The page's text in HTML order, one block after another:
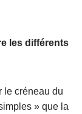
les différents
le créneau du
» que la